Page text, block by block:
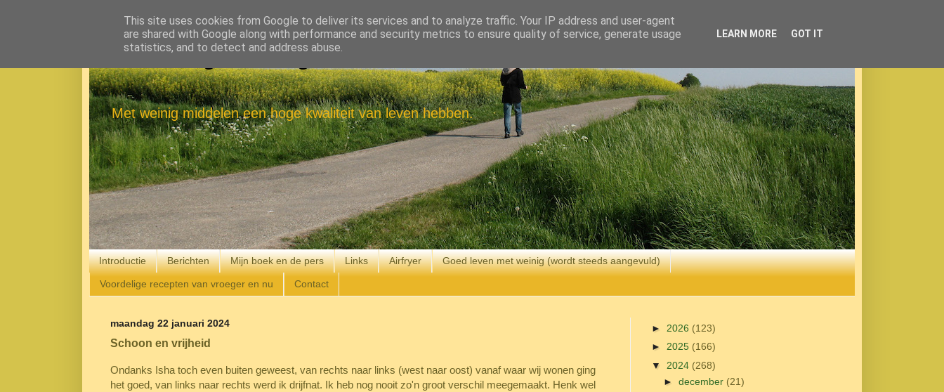
Eenvoudig Gelukkig
Met weinig middelen een hoge kwaliteit van leven hebben.
Introductie Berichten Mijn boek en de pers Links Airfryer Goed leven met weinig (wordt steeds aangevuld)
Voordelige recepten van vroeger en nu Contact
maandag 22 januari 2024
Schoon en vrijheid
Ondanks Isha toch even buiten geweest, van rechts naar links (west naar oost) vanaf waar wij wonen ging
het goed, van links naar rechts werd ik drijfnat. Ik heb nog nooit zo'n groot verschil meegemaakt. Henk wel
► 2026 (123)
► 2025 (166)
▼ 2024 (268)
► december (21)
This site uses cookies from Google to deliver its services and to analyze traffic. Your IP address and user-agent
are shared with Google along with performance and security metrics to ensure quality of service, generate usage
statistics, and to detect and address abuse.
LEARN MORE GOT IT